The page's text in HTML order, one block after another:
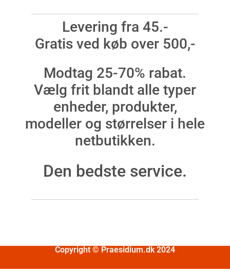
Levering fra 45.-
Gratis ved køb over 500,-
Modtag 25-70% rabat.
Vælg frit blandt alle typer
enheder, produkter,
modeller og størrelser i hele
netbutikken.
Den bedste service.
Copyright © Praesidium.dk 2024